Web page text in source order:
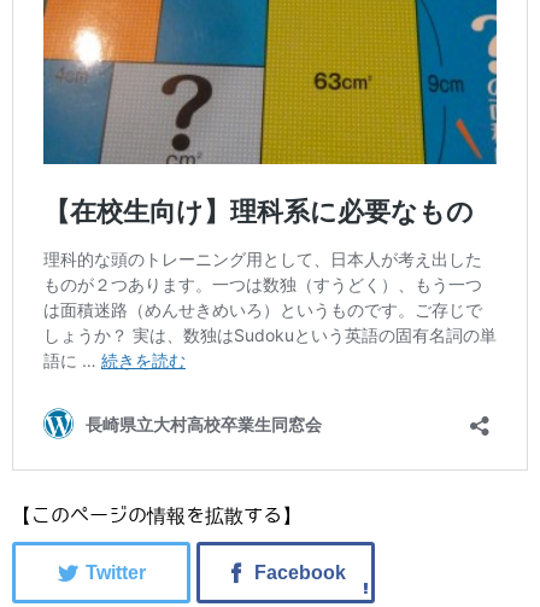
【このページの情報を拡散する】